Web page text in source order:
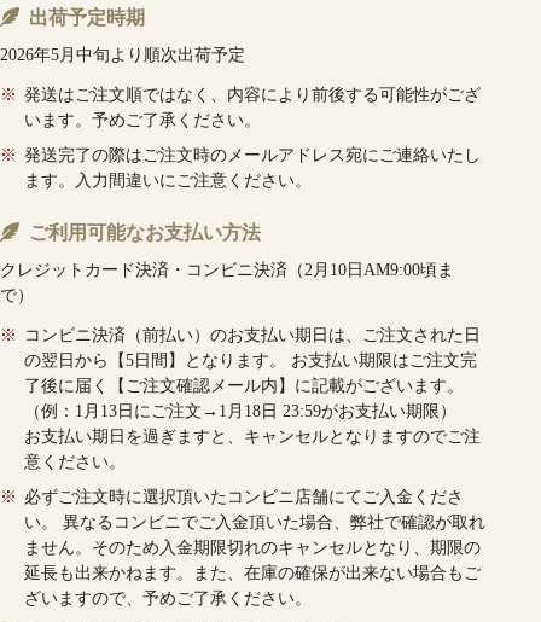
出荷予定時期
2026年5月中旬より順次出荷予定
※ 発送はご注文順ではなく、内容により前後する可能性がござ
います。予めご了承ください。
※ 発送完了の際はご注文時のメールアドレス宛にご連絡いたし
ます。入力間違いにご注意ください。
ご利用可能なお支払い方法
クレジットカード決済・コンビニ決済（2月10日AM9:00頃ま
で）
※
コンビニ決済（前払い）のお支払い期日は、ご注文された日
の翌日から【5日間】となります。 お支払い期限はご注文完
了後に届く【ご注文確認メール内】に記載がございます。
（例：1月13日にご注文→1月18日 23:59がお支払い期限）
お支払い期日を過ぎますと、キャンセルとなりますのでご注
意ください。
※ 必ずご注文時に選択頂いたコンビニ店舗にてご入金くださ
い。 異なるコンビニでご入金頂いた場合、弊社で確認が取れ
ません。そのため入金期限切れのキャンセルとなり、期限の
延長も出来かねます。また、在庫の確保が出来ない場合もご
ざいますので、予めご了承ください。